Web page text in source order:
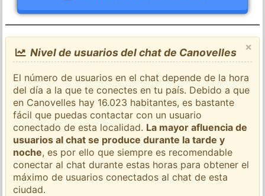
×
Nivel de usuarios del chat de Canovelles
El número de usuarios en el chat depende de la hora
del día a la que te conectes en tu país. Debido a que
en Canovelles hay 16.023 habitantes, es bastante
fácil que puedas contactar con un usuario
conectado de esta localidad. La mayor afluencia de
usuarios al chat se produce durante la tarde y
noche, es por ello que siempre es recomendable
conectar al chat durante estas horas para obtener el
máximo de usuarios conectados al chat de esta
ciudad.